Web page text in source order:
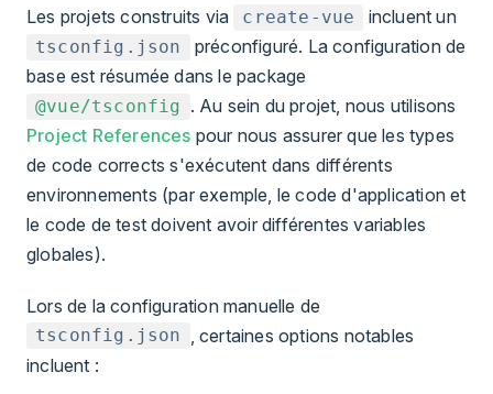
Les projets construits via create-vue incluent un
tsconfig.json
préconfiguré. La configuration de
base est résumée dans le package
@vue/tsconfig . Au sein du projet, nous utilisons
Project References pour nous assurer que les types
de code corrects s'exécutent dans différents
environnements (par exemple, le code d'application et
le code de test doivent avoir différentes variables
globales).
Lors de la configuration manuelle de
tsconfig.json
, certaines options notables
incluent :